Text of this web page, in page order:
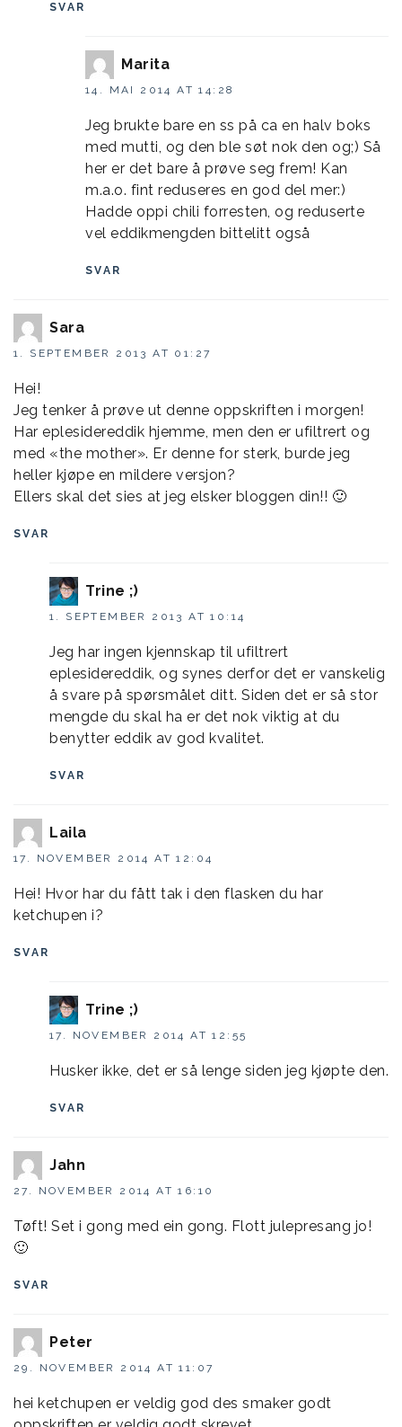
SVAR
Marita
14. MAI 2014 AT 14:28
Jeg brukte bare en ss på ca en halv boks
med mutti, og den ble søt nok den og;) Så
her er det bare å prøve seg frem! Kan
m.a.o. fint reduseres en god del mer:)
Hadde oppi chili forresten, og reduserte
vel eddikmengden bittelitt også
SVAR
Sara
1. SEPTEMBER 2013 AT 01:27
Hei!
Jeg tenker å prøve ut denne oppskriften i morgen!
Har eplesidereddik hjemme, men den er ufiltrert og
med «the mother». Er denne for sterk, burde jeg
heller kjøpe en mildere versjon?
Ellers skal det sies at jeg elsker bloggen din!! 🙂
SVAR
Trine ;)
1. SEPTEMBER 2013 AT 10:14
Jeg har ingen kjennskap til ufiltrert
eplesidereddik, og synes derfor det er vanskelig
å svare på spørsmålet ditt. Siden det er så stor
mengde du skal ha er det nok viktig at du
benytter eddik av god kvalitet.
SVAR
Laila
17. NOVEMBER 2014 AT 12:04
Hei! Hvor har du fått tak i den flasken du har
ketchupen i?
SVAR
Trine ;)
17. NOVEMBER 2014 AT 12:55
Husker ikke, det er så lenge siden jeg kjøpte den.
SVAR
Jahn
27. NOVEMBER 2014 AT 16:10
Tøft! Set i gong med ein gong. Flott julepresang jo!
🙂
SVAR
Peter
29. NOVEMBER 2014 AT 11:07
hei ketchupen er veldig god des smaker godt